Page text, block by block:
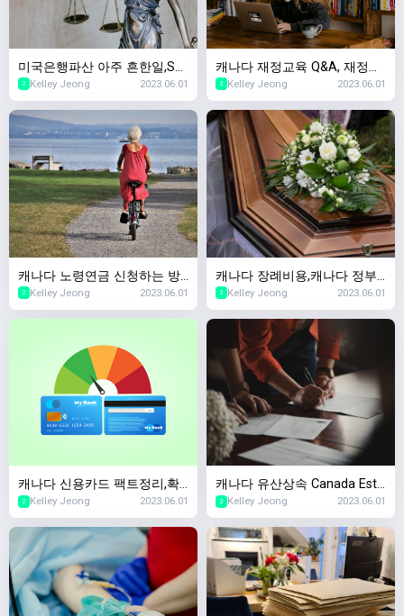
미국은행파산 아주 흔한일,SV
B파산 SNBY파산 마찬가지! 캐
나다 경제수업~
2 Kelley Jeong 2023.06.01
캐나다 재정교육 Q&A, 재정교
육을 왜 무료로 하세요? 돈벌
려는 수작인가요?
2 Kelley Jeong 2023.06.01
캐나다 노령연금 신청하는 방
법,캐나다 OAS(Old Age Secu
rity) 2023년 스케줄
2 Kelley Jeong 2023.06.01
캐나다 장례비용,캐나다 정부
에서 장례지원을 해주나요? 캐
나다 국민연금 사망보험금
2 Kelley Jeong 2023.06.01
캐나다 신용카드 팩트정리,확
인할때마다 캐나다 신용점수
하락한다?
2 Kelley Jeong 2023.06.01
캐나다 유산상속 Canada Esta
te Planning,왜 준비해야하죠?
2 Kelley Jeong 2023.06.01